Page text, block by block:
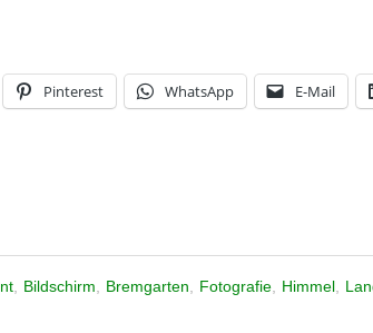
Pinterest WhatsApp E-Mail
Bildschirm Bremgarten Fotografie Himmel